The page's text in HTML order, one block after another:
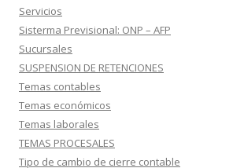
Servicios
Sisterma Previsional: ONP – AFP
Sucursales
SUSPENSION DE RETENCIONES
Temas contables
Temas económicos
Temas laborales
TEMAS PROCESALES
Tipo de cambio de cierre contable